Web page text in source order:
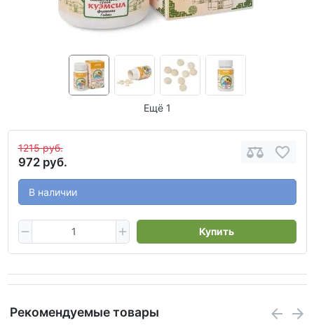
Ещё 1
1215 руб.
972 руб.
В наличии
Купить
Рекомендуемые товары